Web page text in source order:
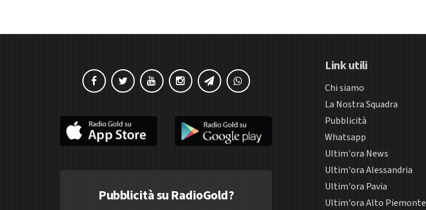
Pubblicità su RadioGold?
Link utili
Chi siamo
La Nostra Squadra
Pubblicità
Whatsapp
Ultim'ora News
Ultim'ora Alessandria
Ultim'ora Pavia
Ultim'ora Alto Piemonte